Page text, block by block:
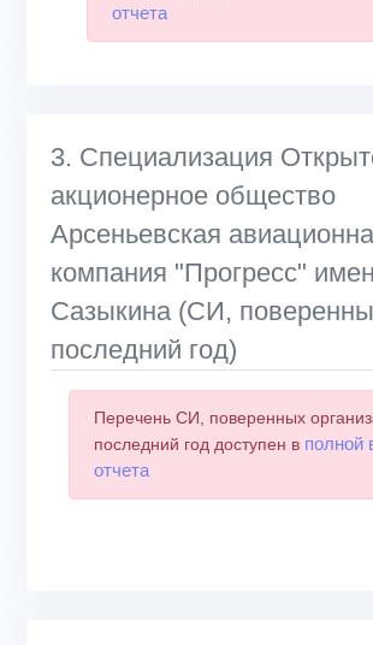
отчета
3. Специализация
акционерное общество
Арсеньевская
компания "Прогресс"
Сазыкина (СИ,
последний год)
Перечень СИ, поверенных
последний год доступен в полной
отчета